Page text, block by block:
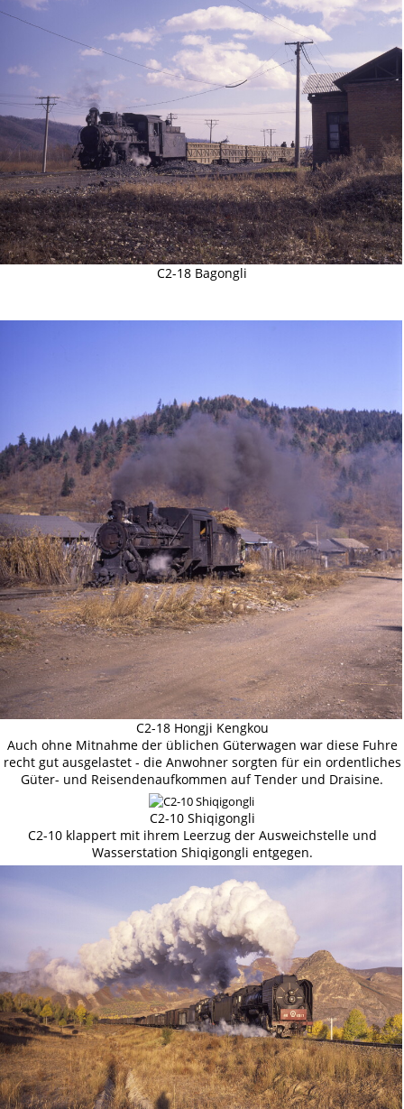
C2-18 Bagongli
C2-18 Hongji Kengkou
Auch ohne Mitnahme der üblichen Güterwagen war diese Fuhre
recht gut ausgelastet - die Anwohner sorgten für ein ordentliches
Güter- und Reisendenaufkommen auf Tender und Draisine.
C2-10 Shiqigongli
C2-10 klappert mit ihrem Leerzug der Ausweichstelle und
Wasserstation Shiqigongli entgegen.